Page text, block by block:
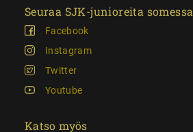
Seuraa SJK-junioreita somessa
Facebook
Instagram
Twitter
Youtube
Katso myös